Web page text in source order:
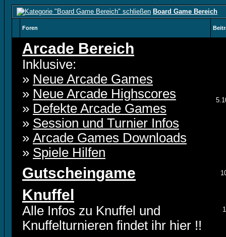
Board Game Bereich
Foren
Arcade Bereich
Inklusive:
» Neue Arcade Games
» Neue Arcade Highscores
» Defekte Arcade Games
» Session und Turnier Infos
» Arcade Games Downloads
» Spiele Hilfen
Gutscheingame
Knuffel
Alle Infos zu Knuffel und
Knuffelturnieren findet ihr hier !!
1